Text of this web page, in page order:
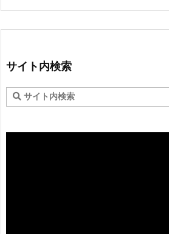
サイト内検索